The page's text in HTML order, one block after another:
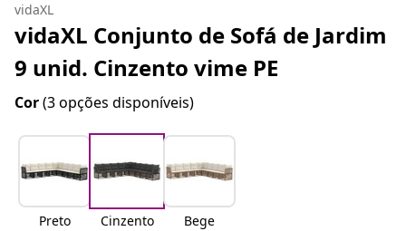
vidaXL
vidaXL Conjunto de Sofá de Jardim
9 unid. Cinzento vime PE
Cor(3 opções disponíveis)
Preto Cinzento Bege